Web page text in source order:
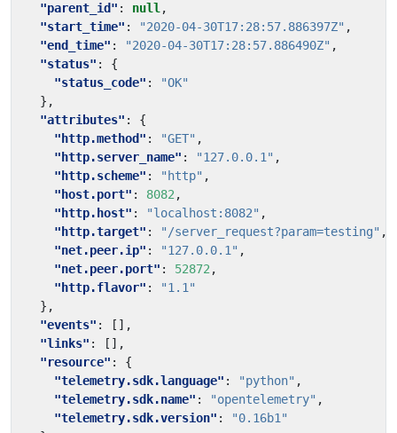
"parent_id" : null ,
"start_time" : "2020-04-30T17:28:57.886397Z" ,
"end_time" : "2020-04-30T17:28:57.886490Z" ,
"status" :
{
"status_code" :
"OK"
},
"attributes" :
{
"http.method" : "GET" ,
"http.server_name" : "127.0.0.1" ,
"http.scheme" : "http" ,
"host.port" : 8082 ,
"http.host" : "localhost:8082" ,
"http.target" : "/server_request?param=testing" ,
"net.peer.ip" : "127.0.0.1" ,
"net.peer.port" : 52872 ,
"http.flavor" :
"1.1"
},
"events" :
[],
"links" :
[],
"resource" :
{
"telemetry.sdk.language" : "python" ,
"telemetry.sdk.name" : "opentelemetry" ,
"telemetry.sdk.version" :
"0.16b1"